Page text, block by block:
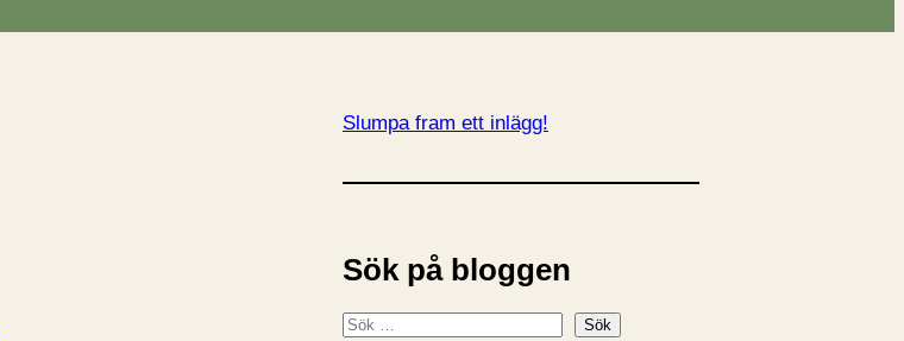
Slumpa fram ett inlägg!
Sök på bloggen
S
Sök